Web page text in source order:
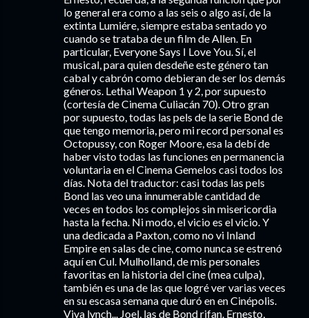
lo general era como a las seis o algo así, de la
extinta Lumiére, siempre estaba sentado yo
cuando se trataba de un film de Allen. En
particular, Everyone Says I Love You. Sí, el
musical, para quien desdeñe este género tan
cabal y cabrón como debieran de ser los demás
géneros. Lethal Weapon 1 y 2, por supuesto
(cortesía de Cinema Culiacán 70). Otro gran
por supuesto, todas las pels de la serie Bond de
que tengo memoria, pero mi record personal es
Octopussy, con Roger Moore, esa la debí de
haber visto todas las funciones en permanencia
voluntaria en el Cinema Gemelos casi todos los
días. Nota del traductor: casi todas las pels
Bond las veo una innumerable cantidad de
veces en todos los complejos sin misericordia
hasta la fecha. Ni modo, el vicio es el vicio. Y
una dedicada a Paxton, como no vi Inland
Empire en salas de cine, como nunca se estrenó
aquí en Cul. Mulholland, de mis personales
favoritas en la historia del cine (mea culpa),
también es una de las que logré ver varias veces
en su escasa semana que duró en en Cinépolis.
Viva lynch... Joel, las de Bond rifan. Ernesto,